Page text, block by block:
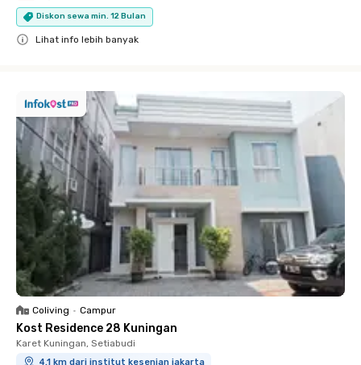
Diskon sewa min. 12 Bulan
Lihat info lebih banyak
Coliving • Campur
Kost Residence 28 Kuningan
Karet Kuningan, Setiabudi
4.1 km dari institut kesenian jakarta